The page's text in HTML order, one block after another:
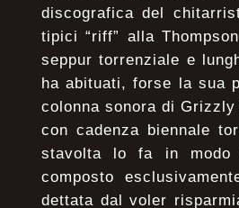
discografica del
tipici “riff” alla
seppur torrenziale e
ha abituati, forse la sua
colonna sonora di
con cadenza biennale
stavolta lo fa in
composto
dettata dal voler